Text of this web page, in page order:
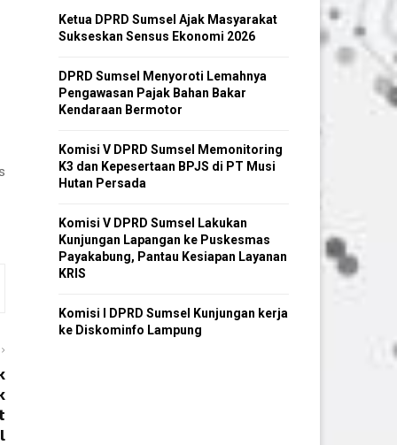
Ketua DPRD Sumsel Ajak Masyarakat
Sukseskan Sensus Ekonomi 2026
DPRD Sumsel Menyoroti Lemahnya
Pengawasan Pajak Bahan Bakar
Kendaraan Bermotor
Komisi V DPRD Sumsel Memonitoring
K3 dan Kepesertaan BPJS di PT Musi
Hutan Persada
Komisi V DPRD Sumsel Lakukan
Kunjungan Lapangan ke Puskesmas
Payakabung, Pantau Kesiapan Layanan
KRIS
Komisi I DPRD Sumsel Kunjungan kerja
ke Diskominfo Lampung